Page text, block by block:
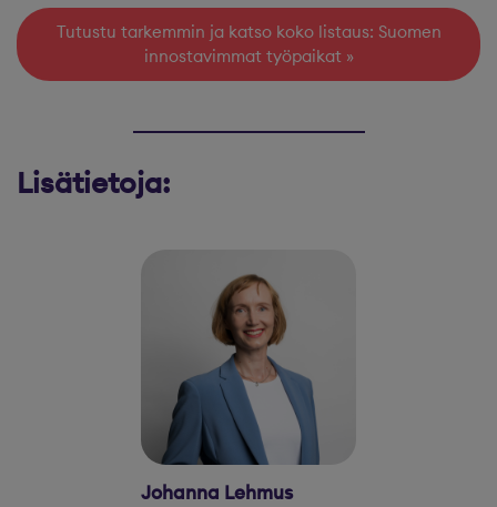
Tutustu tarkemmin ja katso koko listaus: Suomen
innostavimmat työpaikat
Lisätietoja:
Johanna Lehmus